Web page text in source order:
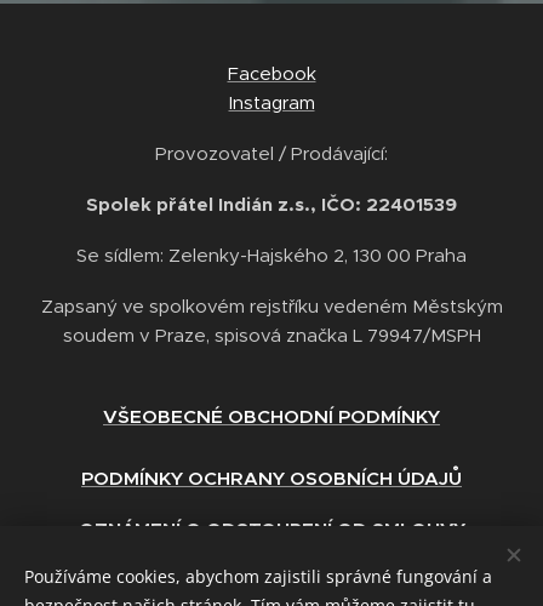
Facebook
Instagram
Provozovatel / Prodávající:
Spolek přátel Indián z.s., IČO: 22401539
Se sídlem: Zelenky-Hajského 2, 130 00 Praha
Zapsaný ve spolkovém rejstříku vedeném Městským
soudem v Praze, spisová značka L 79947/MSPH
VŠEOBECNÉ OBCHODNÍ PODMÍNKY
PODMÍNKY OCHRANY OSOBNÍCH ÚDAJŮ
OZNÁMENÍ O ODSTOUPENÍ OD SMLOUVY
ZÁSADY POUŽÍVÁNÍ COOKIES
Používáme cookies, abychom zajistili správné fungování a